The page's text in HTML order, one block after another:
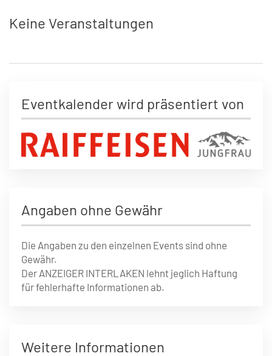
Keine Veranstaltungen
Eventkalender wird präsentiert von
Angaben ohne Gewähr
Die Angaben zu den einzelnen Events sind ohne
Gewähr.
Der ANZEIGER INTERLAKEN lehnt jeglich Haftung
für fehlerhafte Informationen ab.
Weitere Informationen